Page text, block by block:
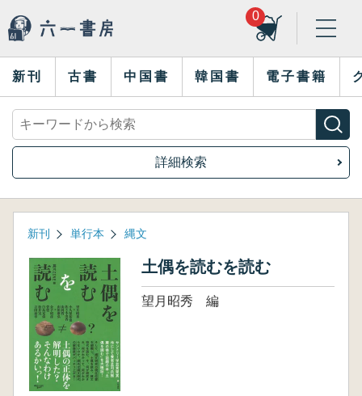
0
新刊 古書 中国書 韓国書 電子書籍
詳細検索
新刊 単行本 縄文
土偶を読むを読む
望月昭秀 編